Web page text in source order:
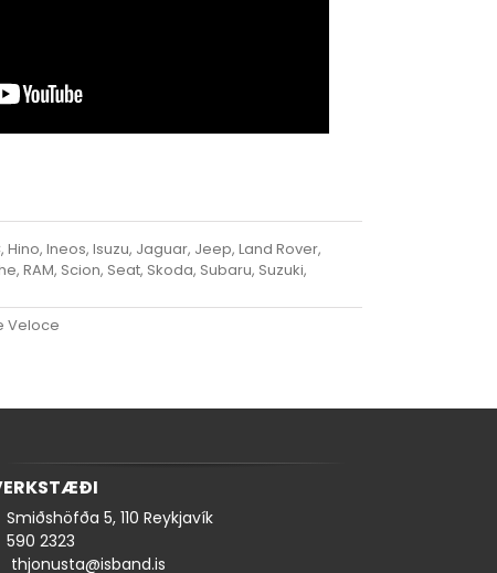
Ineos, Isuzu, Jaguar, Jeep, Land Rover,
RAM, Scion, Seat, Skoda, Subaru, Suzuki,
Veloce
Smiðshöfða 5, 110 Reykjavík
590 ​​2323
thjonusta@isband.is